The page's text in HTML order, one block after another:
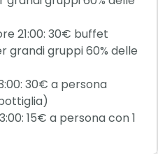
21:00: 30€ buffet
grandi gruppi 60% delle
30€ a persona
15€ a persona con 1